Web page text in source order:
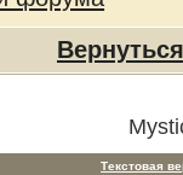
Текстовая